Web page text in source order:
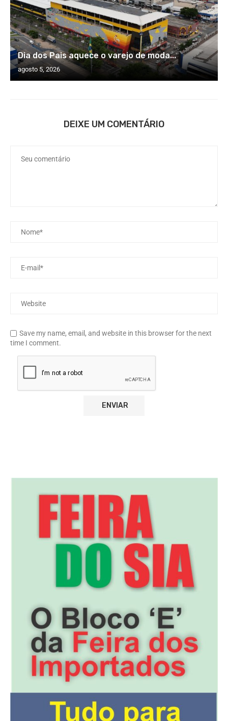
Dia dos Pais aquece o varejo de moda...
agosto 5, 2026
DEIXE UM COMENTÁRIO
Save my name, email, and website in this browser for the next
time I comment.